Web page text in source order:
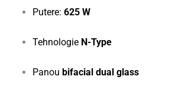
Putere: 625 W
Tehnologie N-Type
Panou bifacial dual glass